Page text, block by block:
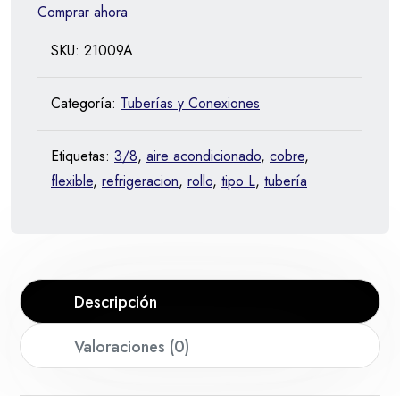
Comprar ahora
SKU: 21009A
Categoría: Tuberías y Conexiones
Etiquetas: 3/8, aire acondicionado, cobre,
flexible, refrigeracion, rollo, tipo L, tubería
Descripción
Valoraciones (0)